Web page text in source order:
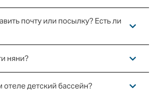
почту или посылку? Есть ли
няни?
отеле детский бассейн?